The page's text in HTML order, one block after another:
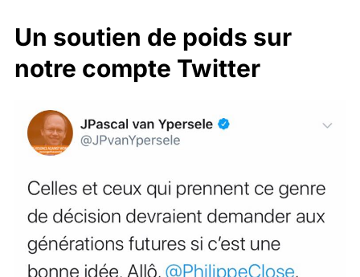
Un soutien de poids sur
notre compte Twitter